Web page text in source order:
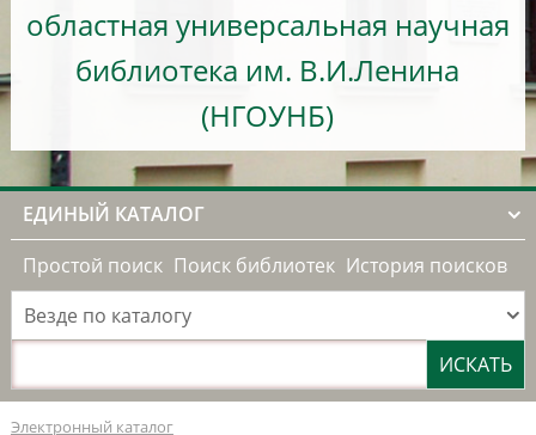
областная универсальная научная
библиотека им. В.И.Ленина
(НГОУНБ)
ЕДИНЫЙ КАТАЛОГ
Простой поиск Поиск библиотек История поисков
Везде по каталогу
Электронный каталог